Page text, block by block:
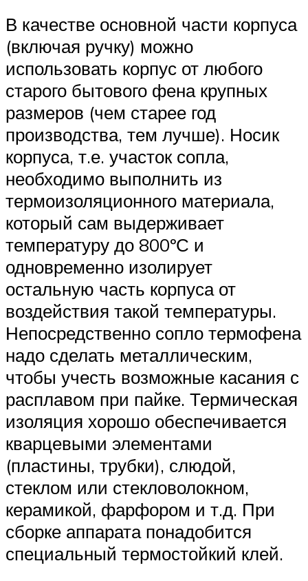
В качестве основной части корпуса
(включая ручку) можно
использовать корпус от любого
старого бытового фена крупных
размеров (чем старее год
производства, тем лучше). Носик
корпуса, т.е. участок сопла,
необходимо выполнить из
термоизоляционного материала,
который сам выдерживает
температуру до 800ºС и
одновременно изолирует
остальную часть корпуса от
воздействия такой температуры.
Непосредственно сопло термофена
надо сделать металлическим,
чтобы учесть возможные касания с
расплавом при пайке. Термическая
изоляция хорошо обеспечивается
кварцевыми элементами
(пластины, трубки), слюдой,
стеклом или стекловолокном,
керамикой, фарфором и т.д. При
сборке аппарата понадобится
специальный термостойкий клей.